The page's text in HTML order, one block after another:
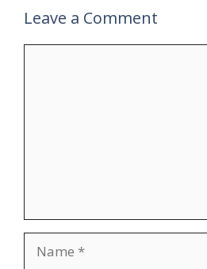
Leave a Comment